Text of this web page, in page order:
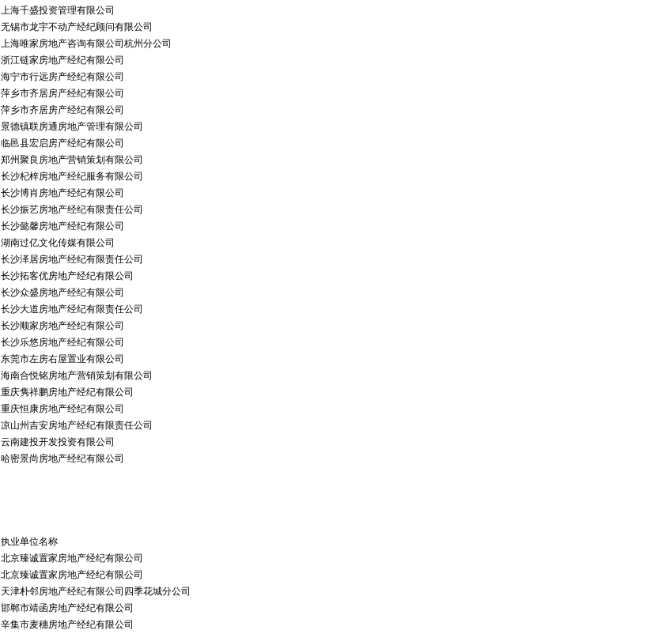
上海千盛投资管理有限公司
无锡市龙宇不动产经纪顾问有限公司
上海唯家房地产咨询有限公司杭州分公司
浙江链家房地产经纪有限公司
海宁市行远房产经纪有限公司
萍乡市齐居房产经纪有限公司
萍乡市齐居房产经纪有限公司
景德镇联房通房地产管理有限公司
临邑县宏启房产经纪有限公司
郑州聚良房地产营销策划有限公司
长沙杞梓房地产经纪服务有限公司
长沙博肖房地产经纪有限公司
长沙振艺房地产经纪有限责任公司
长沙懿馨房地产经纪有限公司
湖南过亿文化传媒有限公司
长沙泽居房地产经纪有限责任公司
长沙拓客优房地产经纪有限公司
长沙众盛房地产经纪有限公司
长沙大道房地产经纪有限责任公司
长沙顺家房地产经纪有限公司
长沙乐悠房地产经纪有限公司
东莞市左房右屋置业有限公司
海南合悦铭房地产营销策划有限公司
重庆隽祥鹏房地产经纪有限公司
重庆恒康房地产经纪有限公司
凉山州吉安房地产经纪有限责任公司
云南建投开发投资有限公司
哈密景尚房地产经纪有限公司
执业单位名称
北京臻诚置家房地产经纪有限公司
北京臻诚置家房地产经纪有限公司
天津朴邻房地产经纪有限公司四季花城分公司
邯郸市靖函房地产经纪有限公司
辛集市麦穗房地产经纪有限公司